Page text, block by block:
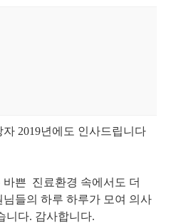
2019년에도 인사드립니다
쁜 진료환경 속에서도 더
들의 하루 하루가 모여 의사
니다. 감사합니다.